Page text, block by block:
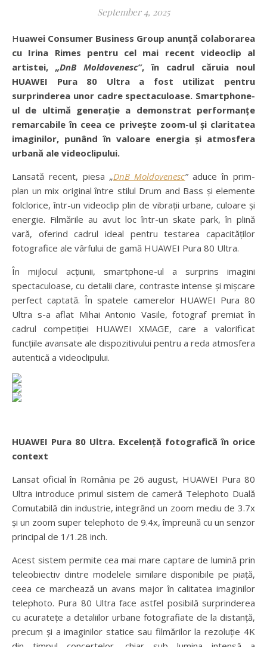
September 4, 2025
Huawei Consumer Business Group anunță colaborarea
cu Irina Rimes pentru cel mai recent videoclip al
artistei, „DnB Moldovenesc”, în cadrul căruia noul
HUAWEI Pura 80 Ultra a fost utilizat pentru
surprinderea unor cadre spectaculoase. Smartphone-
ul de ultimă generație a demonstrat performanțe
remarcabile în ceea ce privește zoom-ul și claritatea
imaginilor, punând în valoare energia și atmosfera
urbană ale videoclipului.
Lansată recent, piesa „DnB Moldovenesc”aduce în prim-
plan un mix original între stilul Drum and Bass și elemente
folclorice, într-un videoclip plin de vibrații urbane, culoare și
energie. Filmările au avut loc într-un skate park, în plină
vară, oferind cadrul ideal pentru testarea capacităților
fotografice ale vârfului de gamă HUAWEI Pura 80 Ultra.
În mijlocul acțiunii, smartphone-ul a surprins imagini
spectaculoase, cu detalii clare, contraste intense și mișcare
perfect captată. În spatele camerelor HUAWEI Pura 80
Ultra s-a aflat Mihai Antonio Vasile, fotograf premiat în
cadrul competiției HUAWEI XMAGE, care a valorificat
funcțiile avansate ale dispozitivului pentru a reda atmosfera
autentică a videoclipului.
HUAWEI Pura 80 Ultra. Excelență fotografică în orice
context
Lansat oficial în România pe 26 august, HUAWEI Pura 80
Ultra introduce primul sistem de cameră Telephoto Duală
Comutabilă din industrie, integrând un zoom mediu de 3.7x
și un zoom super telephoto de 9.4x, împreună cu un senzor
principal de 1/1.28 inch.
Acest sistem permite cea mai mare captare de lumină prin
teleobiectiv dintre modelele similare disponibile pe piață,
ceea ce marchează un avans major în calitatea imaginilor
telephoto. Pura 80 Ultra face astfel posibilă surprinderea
cu acuratețe a detaliilor urbane fotografiate de la distanță,
precum și a imaginilor statice sau filmărilor la rezoluție 4K